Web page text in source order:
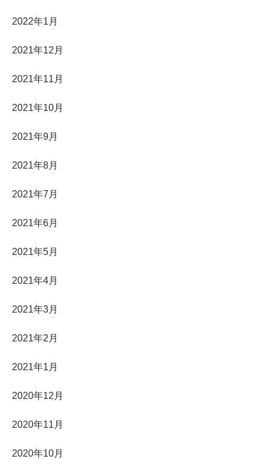
2022年1月
2021年12月
2021年11月
2021年10月
2021年9月
2021年8月
2021年7月
2021年6月
2021年5月
2021年4月
2021年3月
2021年2月
2021年1月
2020年12月
2020年11月
2020年10月